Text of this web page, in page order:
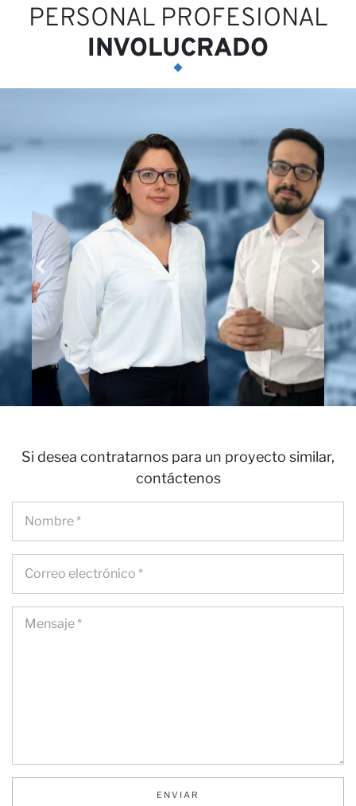
PERSONAL PROFESIONAL
INVOLUCRADO
Si desea contratarnos para un proyecto similar,
contáctenos
ENVIAR